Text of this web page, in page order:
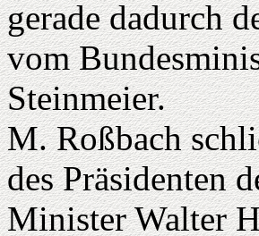
gerade dadurch
vom
Steinmeier.
M. Roßbach
des Präsidenten
Minister Walter